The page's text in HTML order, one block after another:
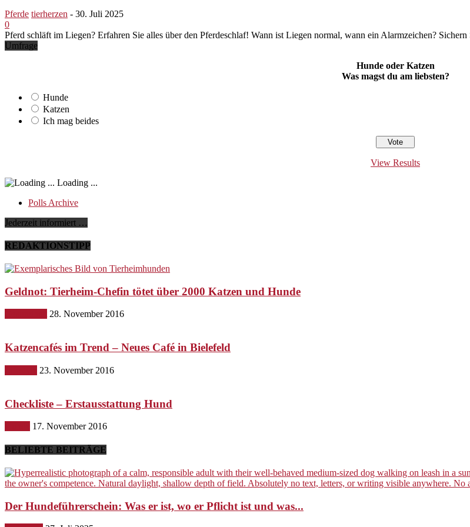
Pferde tierherzen - 30. Juli 2025
0
Pferd schläft im Liegen? Erfahren Sie alles über den Pferdeschlaf! Wann ist Liegen normal, wann ein Alarmzeichen? Sichern
Umfrage
Hunde oder Katzen
Was magst du am liebsten?
Hunde
Katzen
Ich mag beides
View Results
Loading ...
Polls Archive
Jederzeit informiert …
REDAKTIONSTIPP
Geldnot: Tierheim-Chefin tötet über 2000 Katzen und Hunde
28. November 2016
Katzencafés im Trend – Neues Café in Bielefeld
23. November 2016
Checkliste – Erstausstattung Hund
17. November 2016
BELIEBTE BEITRÄGE
Der Hundeführerschein: Was er ist, wo er Pflicht ist und was...